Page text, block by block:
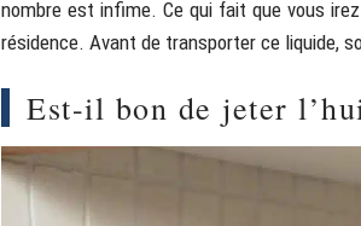
nombre est infime. Ce qui fait que vous
résidence. Avant de transporter ce liquide,
Est-il bon de jeter